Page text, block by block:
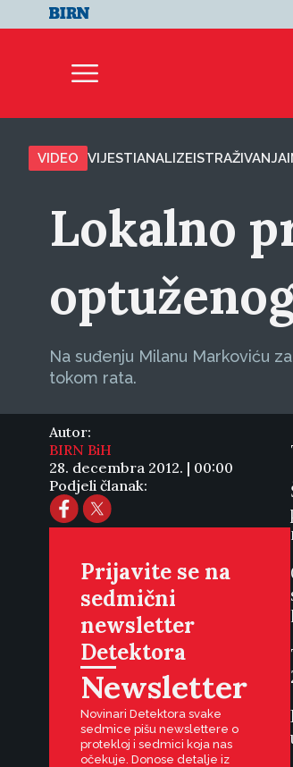
VIDEO VIJESTIANALIZEISTRAŽIVANJA
Lokalno
Na suđenju Milanu Markoviću
tokom rata.
Autor:
BIRN BiH
28. decembra 2012. | 00:00
Podjeli članak:
Prijavite se na
sedmični
newsletter
Detektora
Newsletter
Novinari Detektora svake
sedmice pišu newslettere o
protekloj i sedmici koja nas
očekuje. Donose detalje iz